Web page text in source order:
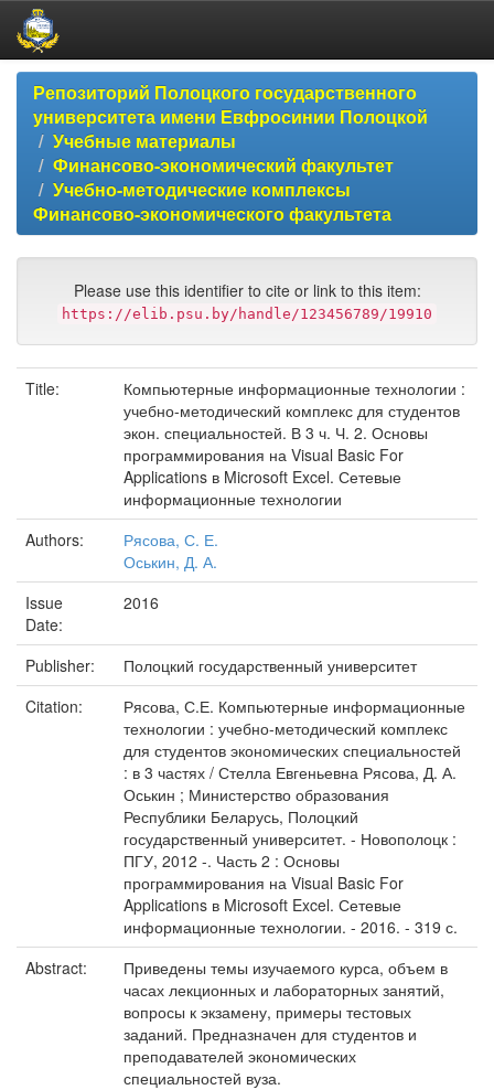
Skip
navigationРепозиторий Полоцкого государственного
университета имени Евфросинии Полоцкой
Учебные материалы
Финансово-экономический факультет
Учебно-методические комплексы
Финансово-экономического факультета
Please use this identifier to cite or link to this item:
https://elib.psu.by/handle/123456789/19910
Title:
Компьютерные информационные технологии :
учебно-методический комплекс для студентов
экон. специальностей. В 3 ч. Ч. 2. Основы
программирования на Visual Basic For
Applications в Microsoft Excel. Сетевые
информационные технологии
Authors:
Рясова, С. Е.
Оськин, Д. А.
Issue
Date:
2016
Publisher:
Полоцкий государственный университет
Citation:
Рясова, С.Е. Компьютерные информационные
технологии : учебно-методический комплекс
для студентов экономических специальностей
: в 3 частях / Стелла Евгеньевна Рясова, Д. А.
Оськин ; Министерство образования
Республики Беларусь, Полоцкий
государственный университет. - Новополоцк :
ПГУ, 2012 -. Часть 2 : Основы
программирования на Visual Basic For
Applications в Microsoft Excel. Сетевые
информационные технологии. - 2016. - 319 с.
Abstract:
Приведены темы изучаемого курса, объем в
часах лекционных и лабораторных занятий,
вопросы к экзамену, примеры тестовых
заданий. Предназначен для студентов и
преподавателей экономических
специальностей вуза.